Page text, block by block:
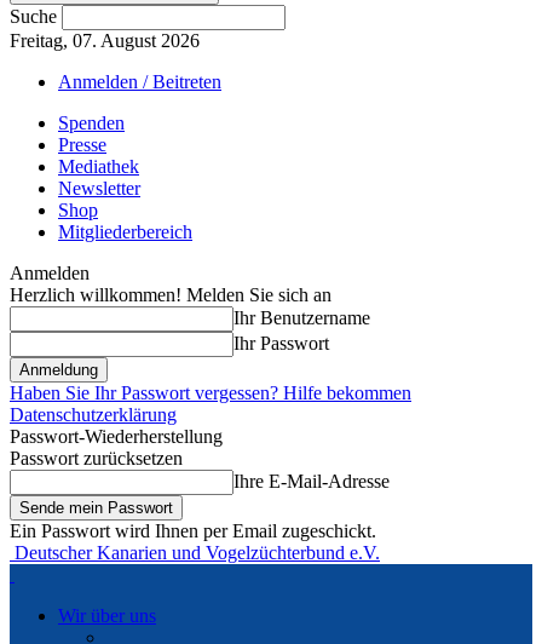
Suche
Freitag, 07. August 2026
Anmelden / Beitreten
Spenden
Presse
Mediathek
Newsletter
Shop
Mitgliederbereich
Anmelden
Herzlich willkommen! Melden Sie sich an
Ihr Benutzername
Ihr Passwort
Haben Sie Ihr Passwort vergessen? Hilfe bekommen
Datenschutzerklärung
Passwort-Wiederherstellung
Passwort zurücksetzen
Ihre E-Mail-Adresse
Ein Passwort wird Ihnen per Email zugeschickt.
Deutscher Kanarien und Vogelzüchterbund e.V.
Wir über uns